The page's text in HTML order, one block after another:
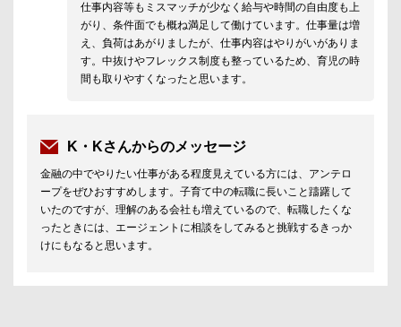
仕事内容等もミスマッチが少なく給与や時間の自由度も上
がり、条件面でも概ね満足して働けています。仕事量は増
え、負荷はあがりましたが、仕事内容はやりがいがありま
す。中抜けやフレックス制度も整っているため、育児の時
間も取りやすくなったと思います。
K・Kさんからのメッセージ
金融の中でやりたい仕事がある程度見えている方には、アンテロ
ープをぜひおすすめします。子育て中の転職に長いこと躊躇して
いたのですが、理解のある会社も増えているので、転職したくな
ったときには、エージェントに相談をしてみると挑戦するきっか
けにもなると思います。